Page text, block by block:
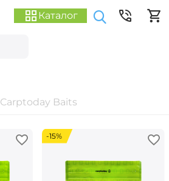
Каталог
Carptoday Baits
-15%